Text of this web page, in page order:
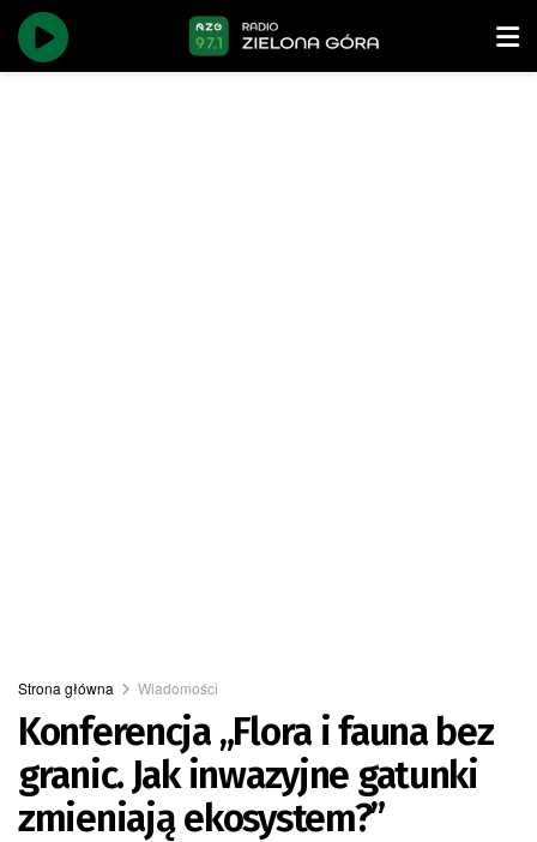
Strona główna Wiadomości
Konferencja „Flora i fauna bez
granic. Jak inwazyjne gatunki
zmieniają ekosystem?”